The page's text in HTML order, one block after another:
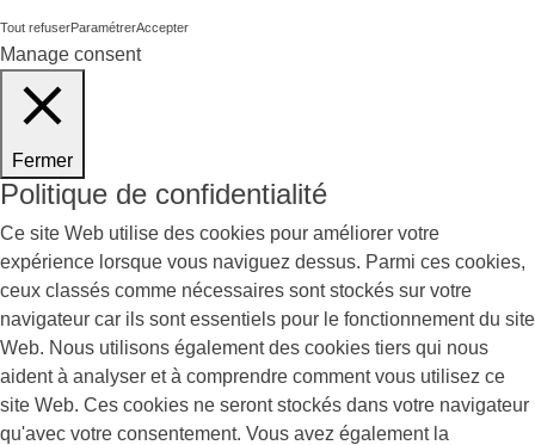
Tout refuserParamétrerAccepter
Manage consent
Fermer
Politique de confidentialité
Ce site Web utilise des cookies pour améliorer votre
expérience lorsque vous naviguez dessus. Parmi ces cookies,
ceux classés comme nécessaires sont stockés sur votre
navigateur car ils sont essentiels pour le fonctionnement du site
Web. Nous utilisons également des cookies tiers qui nous
aident à analyser et à comprendre comment vous utilisez ce
site Web. Ces cookies ne seront stockés dans votre navigateur
qu'avec votre consentement. Vous avez également la